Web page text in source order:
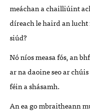
meáchan a chailliúint
díreach le haird an
siúd?
Nó níos measa fós, an
ar na daoine seo ar
féin a shásamh.
An ea go mbraitheann